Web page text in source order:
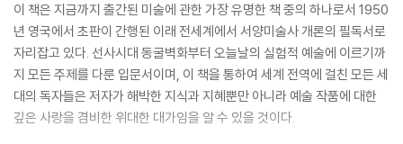
- 모더니즘의 승리
- 또 다른 추세 변화
- 변모하는 과거
참고문헌에 대하여
연표
그리는 사람들도 미술가들이다. 우리들이 미술이라 부르는 말은 시대와 장
소에 따라서 전혀 다른 것을 의미하기도 했으며, 고유명사의 미술이라는
것은 실제로 존재하는 것이 아니라는 점을 이해하는 한 이러한 모든 행위
를 미술이라고 불러도 무방하다." (p.15)
미대를 나와 화실을 열고 창작에 몰두하면서 개인전시회도 열고 상도 받
고. 오늘날 우리 나라에서 화가라 불리는 분들이 일반적으로 걷는 미술가
은 이 작품이 성인에 대한 존경심이 결여되어 있다고 분개했다. 그 그림이
수락되지 않아 카라바조는 그림을 다시 그려야만 했다. 이번에는 그도 모
험을 하지 않았다. 그는 천사와 성인이 어떻게 보여야 하는지에 관한 인습
적인 관념을 엄격하게 준수했다.
--- p.31
이 책은 지금까지 출간된 미술에 관한 가장 유명한 책 중의 하나로서 1950
년 영국에서 초판이 간행된 이래 전세계에서 서양미술사 개론의 필독서로
자리잡고 있다. 선사시대 동굴벽화부터 오늘날의 실험적 예술에 이르기까
지 모든 주제를 다룬 입문서이며, 이 책을 통하여 세계 전역에 걸친 모든 세
대의 독자들은 저자가 해박한 지식과 지혜뿐만 아니라 예술 작품에 대한
깊은 사랑을 겸비한 위대한 대가임을 알 수 있을 것이다.